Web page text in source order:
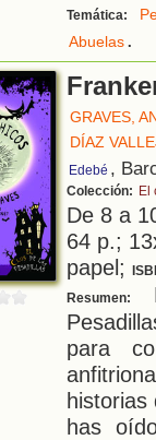
Temática:
Abuelas.
GRAVES,
DÍAZ
Edebé ,
Colección: El
De 8 a
64 p.;
papel;
Resumen:
para
historias
has